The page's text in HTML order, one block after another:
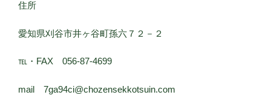
住所
愛知県刈谷市井ヶ谷町孫六７２－２
℡・FAX 056-87-4699
mail 7ga94ci@chozensekkotsuin.com